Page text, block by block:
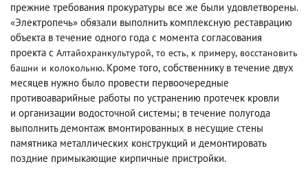
прежние требования прокуратуры все же были удовлетворены.
«Электропечь» обязали выполнить комплексную реставрацию
объекта в течение одного года с момента согласования
проекта с Алтайохранкультурой, то есть, к примеру, восстановить
башни и колокольню. Кроме того, собственнику в течение двух
месяцев нужно было провести первоочередные
противоаварийные работы по устранению протечек кровли
и организации водосточной системы; в течение полугода
выполнить демонтаж вмонтированных в несущие стены
памятника металлических конструкций и демонтировать
поздние примыкающие кирпичные пристройки.